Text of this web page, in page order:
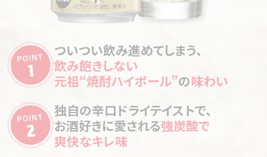
【埼玉「大西屋」】太宰治も来たという噂もある埼玉・大
囲まれて角打ち
【浪花「北川酒店」】頼りになって料理上手な店主がい
る 大阪・今宮の角打ちは勇気と希望をもらえるパワ
ースポット
【浪花町「北川酒店」】大阪・母娘孫、三代でもてなす大
阪・難波の老舗角打ちは「楽しくてスキップしたくなる」
【お花茶屋「東邦酒場」】
半世紀以上にわたり愛され続
下町大衆酒場物語
【五反田「かね将」】世界に自慢したい！飲んべえが支
【茅場町「とことん勝家」】 路地裏の求道者”が揚げる厚
さ40mmのド級とんかつに舌鼓！
なったので、お店の方も理解をし
カメラはご主人の許可をとってか
らにしてくださいね。ガイドブック
を広げるのも控えたいところです。
お店に「おじいさん」「おばあさん」はいま
せん
「おじさん」「おばさん」「おとうさ
ついつい飲み進めてしまう、
飲み飽きしない
元祖“焼酎ハイボール”の味わい
独自の辛口ドライテイストで、
お酒好きに愛される強炭酸で
爽快なキレ味